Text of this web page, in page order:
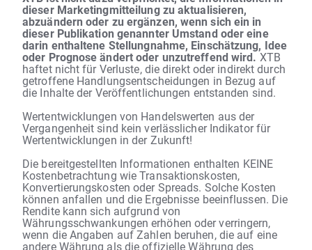
dieser Marketingmitteilung zu aktualisieren,
abzuändern oder zu ergänzen, wenn sich ein in
dieser Publikation genannter Umstand oder eine
darin enthaltene Stellungnahme, Einschätzung, Idee
oder Prognose ändert oder unzutreffend wird. XTB
haftet nicht für Verluste, die direkt oder indirekt durch
getroffene Handlungsentscheidungen in Bezug auf
die Inhalte der Veröffentlichungen entstanden sind.
Wertentwicklungen von Handelswerten aus der
Vergangenheit sind kein verlässlicher Indikator für
Wertentwicklungen in der Zukunft!
Die bereitgestellten Informationen enthalten KEINE
Kostenbetrachtung wie Transaktionskosten,
Konvertierungskosten oder Spreads. Solche Kosten
können anfallen und die Ergebnisse beeinflussen. Die
Rendite kann sich aufgrund von
Währungsschwankungen erhöhen oder verringern,
wenn die Angaben auf Zahlen beruhen, die auf eine
andere Währung als die offizielle Währung des